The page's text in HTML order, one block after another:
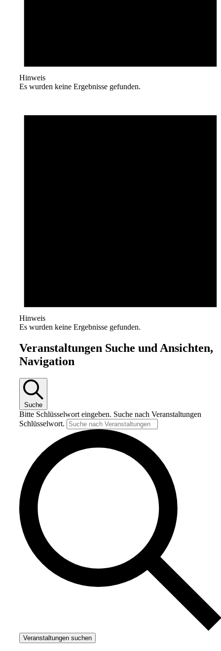
Hinweis
Es wurden keine Ergebnisse gefunden.
Hinweis
Es wurden keine Ergebnisse gefunden.
Veranstaltungen Suche und Ansichten,
Navigation
Suche
Bitte Schlüsselwort eingeben. Suche nach Veranstaltungen
Schlüsselwort.
Veranstaltungen suchen